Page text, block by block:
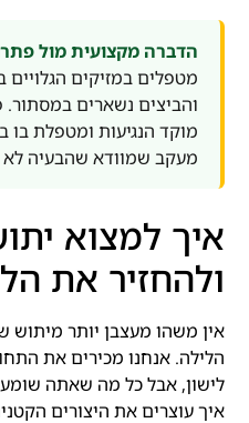
הדברה מקצועית מול
מטפלים במזיקים הגלויים
והביצים נשארים
מוקד הנגיעות ומטפלת
מעקב שמוודא שהבעיה לא
איך למצוא
ולהחזיר את
אין משהו מעצבן יותר מיתוש
הלילה. אנחנו מכירים את
לישון, אבל כל מה שאתה שומע
איך עוצרים את היצורים